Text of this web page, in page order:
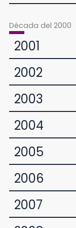
Década del 2000
2001
2002
2003
2004
2005
2006
2007